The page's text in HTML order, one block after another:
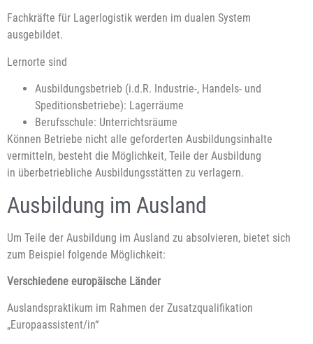
Fachkräfte für Lagerlogistik werden im dualen System
ausgebildet.
Lernorte sind
Ausbildungsbetrieb (i.d.R. Industrie-, Handels- und
Speditionsbetriebe): Lagerräume
Berufsschule: Unterrichtsräume
Können Betriebe nicht alle geforderten Ausbildungsinhalte
vermitteln, besteht die Möglichkeit, Teile der Ausbildung
in überbetriebliche Ausbildungsstätten zu verlagern.
Ausbildung im Ausland
Um Teile der Ausbildung im Ausland zu absolvieren, bietet sich
zum Beispiel folgende Möglichkeit:
Verschiedene europäische Länder
Auslandspraktikum im Rahmen der Zusatzqualifikation
„Europaassistent/in“